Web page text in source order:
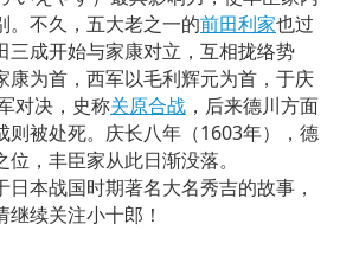
。不久，五大老之一的前田利家也过
三成开始与家康对立，互相拢络势
康为首，西军以毛利辉元为首，于庆
对决，史称关原合战 ，后来德川方面
则被处死。庆长八年（1603年），德
，丰臣家从此日渐没落。
本战国时期著名大名秀吉的故事，
续关注小十郎！